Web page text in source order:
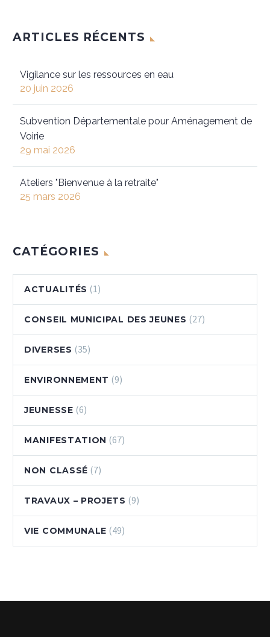
ARTICLES RÉCENTS
Vigilance sur les ressources en eau
20 juin 2026
Subvention Départementale pour Aménagement de
Voirie
29 mai 2026
Ateliers "Bienvenue à la retraite"
25 mars 2026
CATÉGORIES
ACTUALITÉS (1)
CONSEIL MUNICIPAL DES JEUNES (27)
DIVERSES (35)
ENVIRONNEMENT (9)
JEUNESSE (6)
MANIFESTATION (67)
NON CLASSÉ (7)
TRAVAUX – PROJETS (9)
VIE COMMUNALE (49)